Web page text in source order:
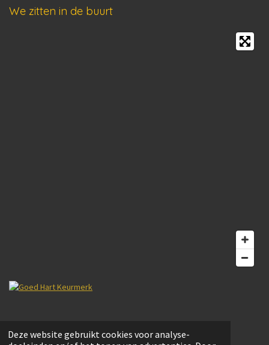
Deze website gebruikt cookies voor analyse-
We zitten in de buurt
© 2022 Bouwmarkt Schoonoord. Website door Trail Magic webdesign.